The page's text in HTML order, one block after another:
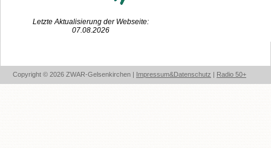
Letzte Aktualisierung der Webseite:
07.08.2026
Copyright © 2026 ZWAR-Gelsenkirchen | Impressum&Datenschutz | Radio 50+